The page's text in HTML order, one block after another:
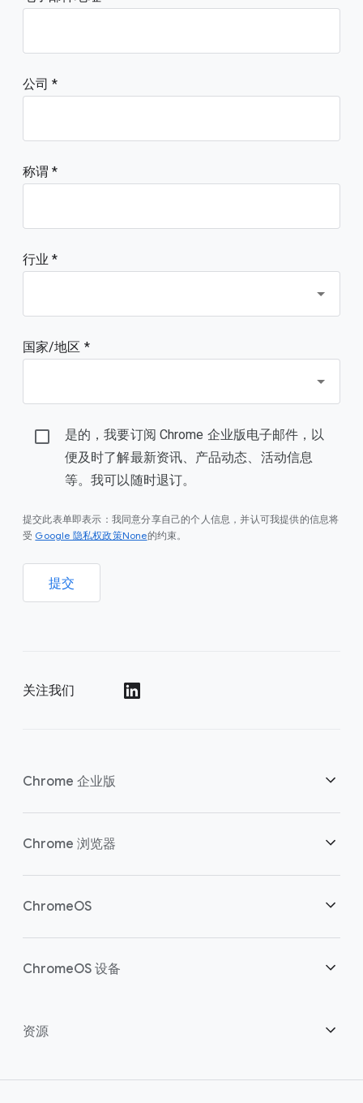
公司
称谓
行业 *
国家/地区 *
是的，我要订阅 Chrome 企业版电子邮件，以
便及时了解最新资讯、产品动态、活动信息
等。我可以随时退订。
提交此表单即表示：我同意分享自己的个人信息，并认可我提供的信息将
受 Google 隐私权政策None的约束。
提交
关注我们
Chrome 企业版
安全性
Chrome 浏览器
概述
ChromeOS
概述
ChromeOS 设备
概述
设备
资源